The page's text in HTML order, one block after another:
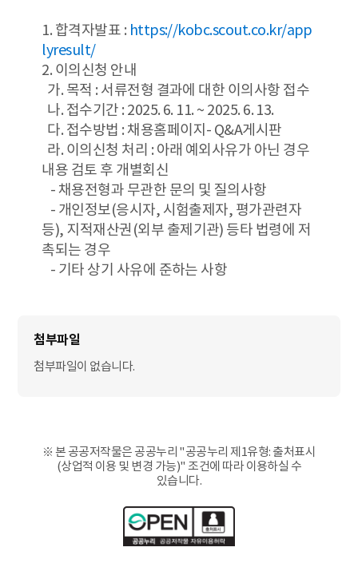
1. 합격자발표 : https://kobc.scout.co.kr/app
lyresult/
2. 이의신청 안내
가. 목적 : 서류전형 결과에 대한 이의사항 접수
나. 접수기간 : 2025. 6. 11. ~ 2025. 6. 13.
다. 접수방법 : 채용홈페이지- Q&A게시판
라. 이의신청 처리 : 아래 예외사유가 아닌 경우
내용 검토 후 개별회신
- 채용전형과 무관한 문의 및 질의사항
- 개인정보(응시자, 시험출제자, 평가관련자
등), 지적재산권(외부 출제기관) 등타 법령에 저
촉되는 경우
- 기타 상기 사유에 준하는 사항
첨부파일이 없습니다.
※ 본 공공저작물은 공공누리 "공공누리 제1유형: 출처표시
(상업적 이용 및 변경 가능)" 조건에 따라 이용하실 수
있습니다.